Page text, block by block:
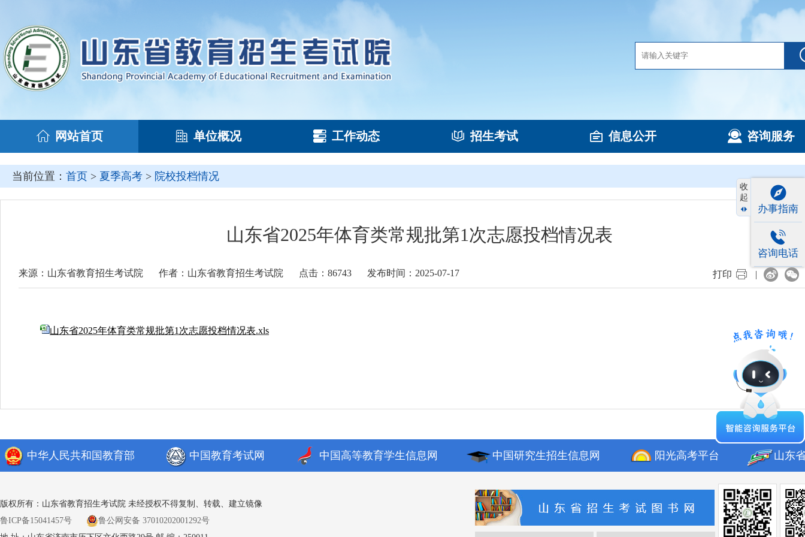
网站首页 单位概况 工作动态 招生考试 信息公开 咨询服务
当前位置： 首页 > 夏季高考 > 院校投档情况
山东省2025年体育类常规批第1次志愿投档情况表
来源：山东省教育招生考试院 作者：山东省教育招生考试院 点击：86743 发布时间：2025-07-17 打印 |
山东省2025年体育类常规批第1次志愿投档情况表.xls
中华人民共和国教育部 中国教育考试网 中国高等教育学生信息网 中国研究生招生信息网 阳光高考平台 山东
版权所有：山东省教育招生考试院 未经授权不得复制、转载、建立镜像
鲁ICP备15041457号
鲁公网安备 37010202001292号
收
起
办事指南
咨询电话